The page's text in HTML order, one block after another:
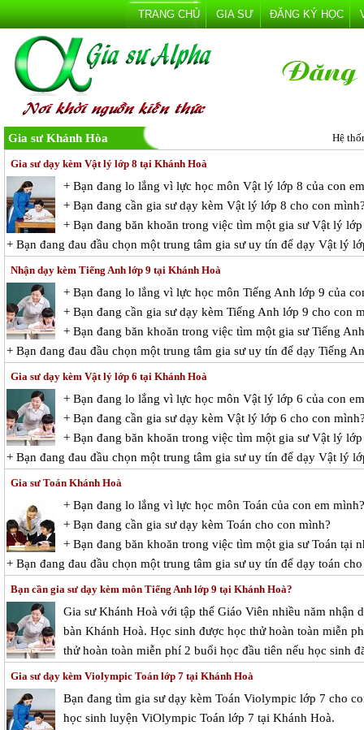
TRANG CHỦ GIA SƯ ĐĂNG KÝ HỌC
Gia sư Khánh Hòa Hệ
Gia sư dạy kèm Vật lý lớp 8 tại Khánh Hoà
+ Bạn đang lo lắng vì lực học môn Vật lý lớp 8 của con
+ Bạn đang cần gia sư dạy kèm Vật lý lớp 8 cho con
+ Bạn đang băn khoăn trong việc tìm một gia sư Vật lý
+ Bạn đang đau đầu chọn một trung tâm gia sư uy tín để dạy Vật lý
Nhận dạy kèm Tiếng Anh lớp 9 tại Khánh Hoà
+ Bạn đang lo lắng vì lực học môn Tiếng Anh lớp 9 của
+ Bạn đang cần gia sư dạy kèm Tiếng Anh lớp 9 cho con
+ Bạn đang băn khoăn trong việc tìm một gia sư Tiếng
+ Bạn đang đau đầu chọn một trung tâm gia sư uy tín để dạy Tiếng
Gia sư dạy kèm Vật lý lớp 6 tại Khánh Hoà
+ Bạn đang lo lắng vì lực học môn Vật lý lớp 6 của con
+ Bạn đang cần gia sư dạy kèm Vật lý lớp 6 cho con
+ Bạn đang băn khoăn trong việc tìm một gia sư Vật lý
+ Bạn đang đau đầu chọn một trung tâm gia sư uy tín để dạy Vật lý
Gia sư Toán Khánh Hoà
+ Bạn đang lo lắng vì lực học môn Toán của con em mình?
+ Bạn đang cần gia sư dạy kèm Toán cho con mình?
+ Bạn đang băn khoăn trong việc tìm một gia sư Toán tại
+ Bạn đang đau đầu chọn một trung tâm gia sư uy tín để dạy toán
Bạn cần gia sư dạy kèm môn Tiếng Anh lớp 9 tại Khánh Hoà?
Gia sư Khánh Hoà với tập thể Giáo Viên nhiều năm nhận
bàn Khánh Hoà. Học sinh được học thử hoàn toàn miễn
thử hoàn toàn miễn phí 2 buổi học đầu tiên nếu học sinh
Gia sư dạy kèm Violympic Toán lớp 7 tại Khánh Hoà
Bạn đang tìm gia sư dạy kèm Toán Violympic lớp 7 cho
học sinh luyện ViOlympic Toán lớp 7 tại Khánh Hoà.